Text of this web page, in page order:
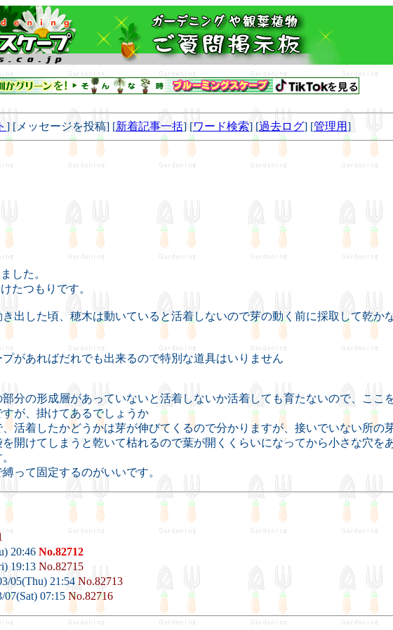
] [メッセージを投稿] [新着記事一括] [ワード検索] [過去ログ] [管理用]
した。
たつもりです。
出した頃、穂木は動いていると活着しないので芽の動く前に採取して乾か
があればだれでも出来るので特別な道具はいりません
分の形成層があっていないと活着しないか活着しても育たないので、ここ
が、掛けてあるでしょうか
活着したかどうかは芽が伸びてくるので分かりますが、接いでいない所の
開けてしまうと乾いて枯れるので葉が開くくらいになってから小さな穴を
って固定するのがいいです。
20:46 No.82712
19:13 No.82715
05(Thu) 21:54 No.82713
07(Sat) 07:15 No.82716